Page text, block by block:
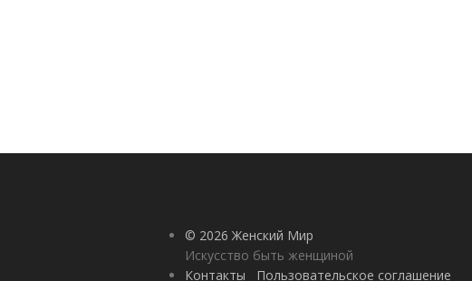
© 2026 Женский Мир
Искусство быть женщиной
Контакты
Пользовательское соглашение